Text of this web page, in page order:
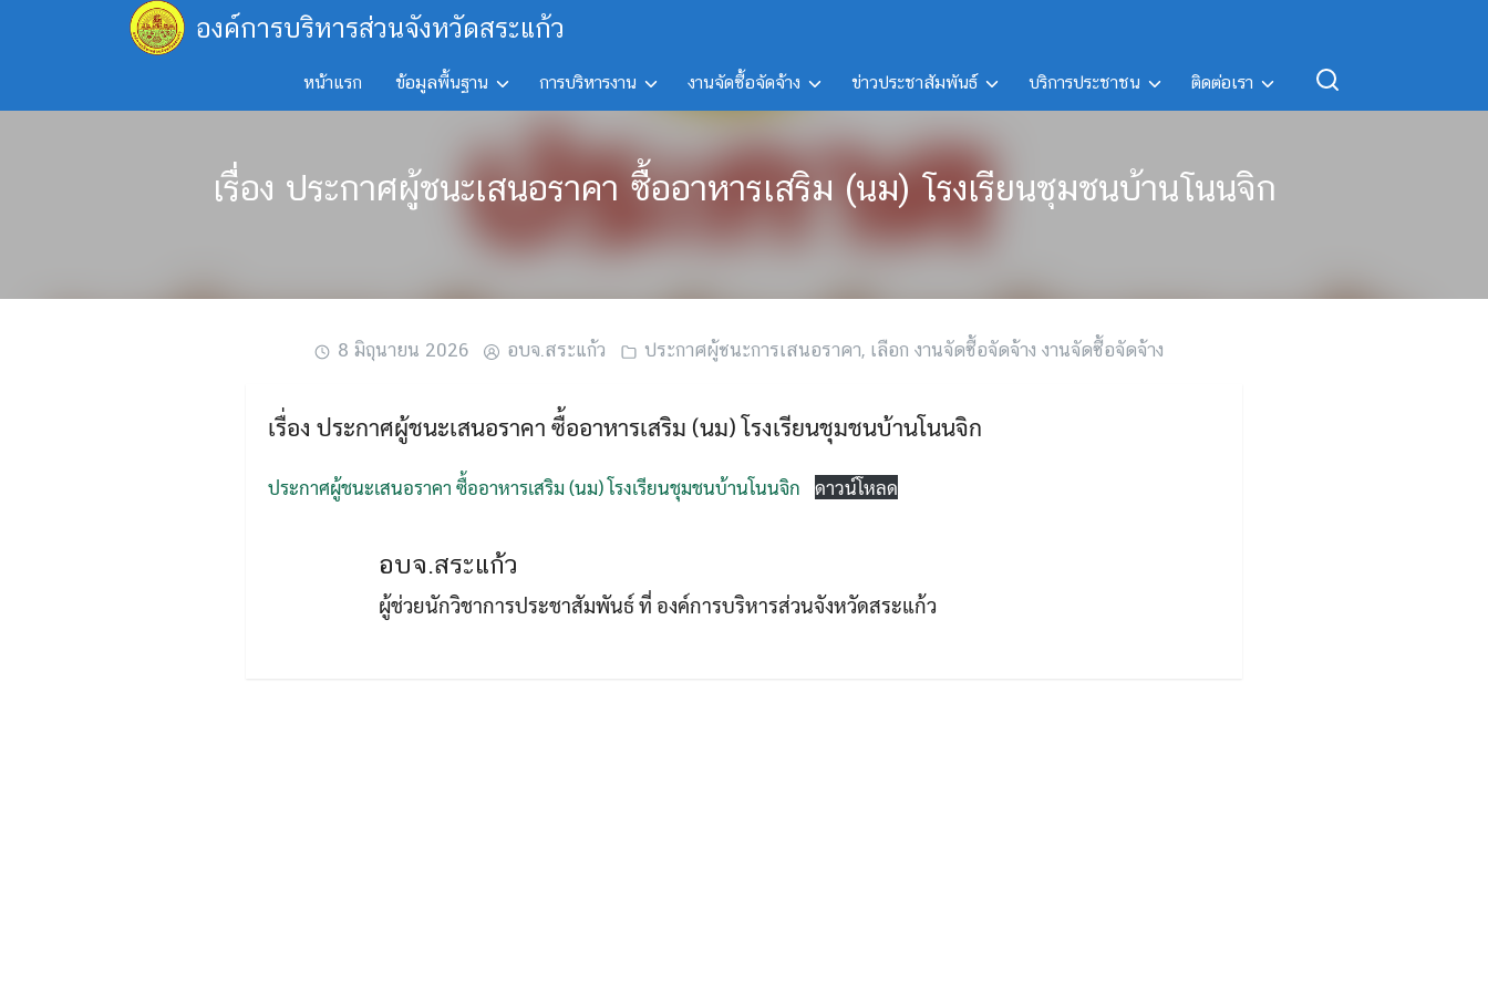
องค์การบริหารส่วนจังหวัดสระแก้ว
หน้าแรก ข้อมูลพื้นฐาน การบริหารงาน งานจัดซื้อจัดจ้าง ข่าวประชาสัมพันธ์ บริการประชาชน ติดต่อเรา
for:
Search
เรื่อง ประกาศผู้ชนะเสนอราคา ซื้ออาหารเสริม (นม) โรงเรียนชุมชนบ้านโนนจิก
8 มิถุนายน 2026 อบจ.สระแก้ว ประกาศผู้ชนะการเสนอราคา, เลือก งานจัดซื้อจัดจ้าง งานจัดซื้อจัดจ้าง
เรื่อง ประกาศผู้ชนะเสนอราคา ซื้ออาหารเสริม (นม) โรงเรียนชุมชนบ้านโนนจิก
ประกาศผู้ชนะเสนอราคา ซื้ออาหารเสริม (นม) โรงเรียนชุมชนบ้านโนนจิก ดาวน์โหลด
อบจ.สระแก้ว
ผู้ช่วยนักวิชาการประชาสัมพันธ์ ที่ องค์การบริหารส่วนจังหวัดสระแก้ว